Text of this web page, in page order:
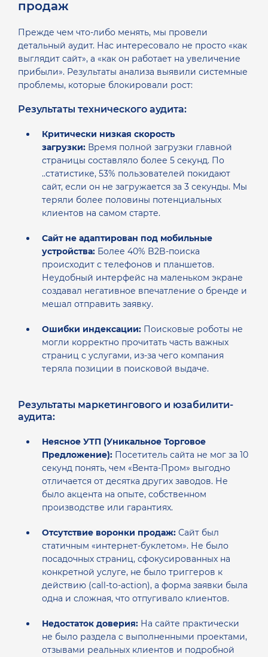
продаж
Прежде чем что-либо менять, мы провели
детальный аудит. Нас интересовало не просто «как
выглядит сайт», а «как он работает на увеличение
прибыли». Результаты анализа выявили системные
проблемы, которые блокировали рост:
Результаты технического аудита:
Критически низкая скорость
загрузки: Время полной загрузки главной
страницы составляло более 5 секунд. По
..статистике, 53% пользователей покидают
сайт, если он не загружается за 3 секунды. Мы
теряли более половины потенциальных
клиентов на самом старте.
Сайт не адаптирован под мобильные
устройства: Более 40% B2B-поиска
происходит с телефонов и планшетов.
Неудобный интерфейс на маленьком экране
создавал негативное впечатление о бренде и
мешал отправить заявку.
Ошибки индексации: Поисковые роботы не
могли корректно прочитать часть важных
страниц с услугами, из-за чего компания
теряла позиции в поисковой выдаче.
Результаты маркетингового и юзабилити-
аудита:
Неясное УТП (Уникальное Торговое
Предложение): Посетитель сайта не мог за 10
секунд понять, чем «Вента-Пром» выгодно
отличается от десятка других заводов. Не
было акцента на опыте, собственном
производстве или гарантиях.
Отсутствие воронки продаж: Сайт был
статичным «интернет-буклетом». Не было
посадочных страниц, сфокусированных на
конкретной услуге, не было триггеров к
действию (call-to-action), а форма заявки была
одна и сложная, что отпугивало клиентов.
Недостаток доверия: На сайте практически
не было раздела с выполненными проектами,
отзывами реальных клиентов и подробной